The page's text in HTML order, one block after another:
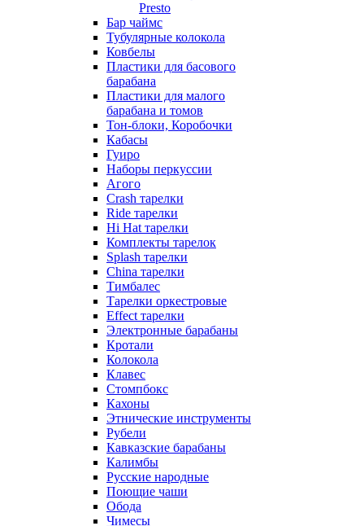
Presto
Бар чаймс
Тубулярные колокола
Ковбелы
Пластики для басового
барабана
Пластики для малого
барабана и томов
Тон-блоки, Коробочки
Кабасы
Гуиро
Наборы перкуссии
Агого
Crash тарелки
Ride тарелки
Hi Hat тарелки
Комплекты тарелок
Splash тарелки
China тарелки
Тимбалес
Тарелки оркестровые
Effect тарелки
Электронные барабаны
Кротали
Колокола
Клавес
Стомпбокс
Кахоны
Этнические инструменты
Рубели
Кавказские барабаны
Калимбы
Русские народные
Поющие чаши
Обода
Чимесы